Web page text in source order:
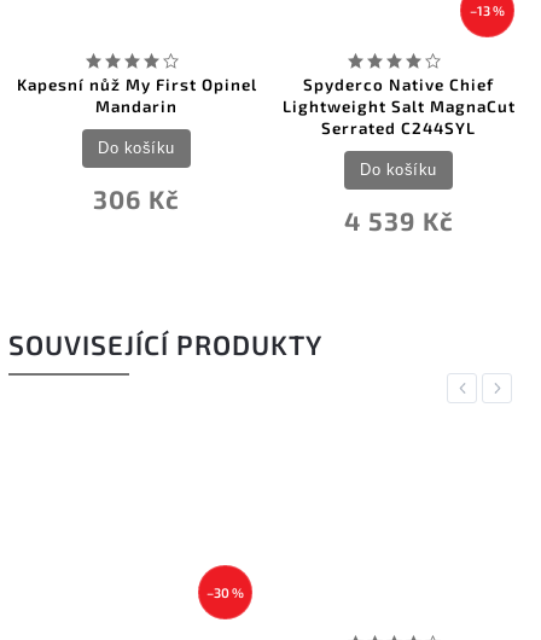
Kapesní nůž My First Opinel
Mandarin
306 Kč
Do košíku
–13 %
Spyderco Native Chief
Lightweight Salt MagnaCut
Serrated C244SYL
4 539 Kč
Do košíku
SOUVISEJÍCÍ PRODUKTY
Previous
–30 %
Next